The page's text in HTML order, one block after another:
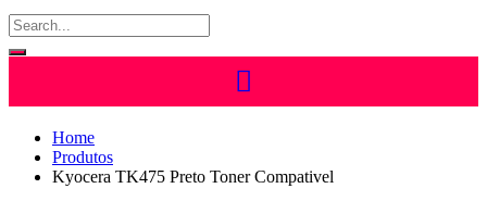
Home
Produtos
Kyocera TK475 Preto Toner Compativel